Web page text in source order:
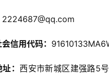
2224687@qq.com
信用代码：
： 西安市新城区建强路5